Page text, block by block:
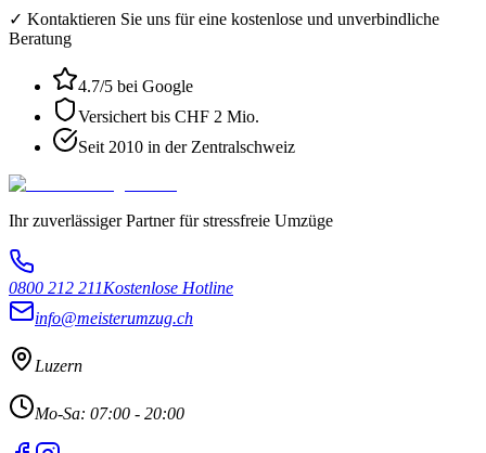
✓ Kontaktieren Sie uns für eine kostenlose und unverbindliche
Beratung
4.7/5 bei Google
Versichert bis CHF 2 Mio.
Seit 2010 in der Zentralschweiz
Ihr zuverlässiger Partner für stressfreie Umzüge
0800 212 211Kostenlose Hotline
info@meisterumzug.ch
Luzern
Mo-Sa: 07:00 - 20:00